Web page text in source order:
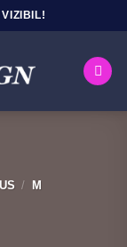
/ M